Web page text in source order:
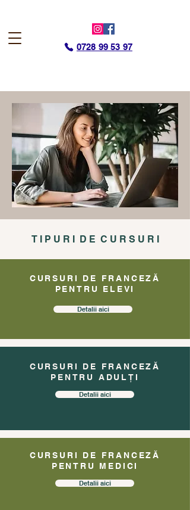
0728 99 53 97
T I P U R I D E C U R S U R I
CURSURI DE FRANCEZĂ
PENTRU ELEVI
Detalii aici
CURSURI DE FRANCEZĂ
PENTRU ADULȚI
Detalii aici
CURSURI DE FRANCEZĂ
PENTRU MEDICI
Detalii aici